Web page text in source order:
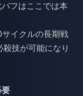
フはここでは本
イクルの長期戦
技が可能になり
要